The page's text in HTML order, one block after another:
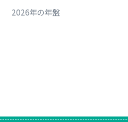
2026年の年盤